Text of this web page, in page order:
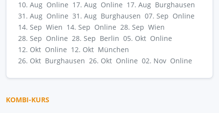
10. Aug Online 17. Aug Online 17. Aug Burghausen
31. Aug Online 31. Aug Burghausen 07. Sep Online
14. Sep Wien 14. Sep Online 28. Sep Wien
28. Sep Online 28. Sep Berlin 05. Okt Online
12. Okt Online 12. Okt München
26. Okt Burghausen 26. Okt Online 02. Nov Online
KOMBI-KURS